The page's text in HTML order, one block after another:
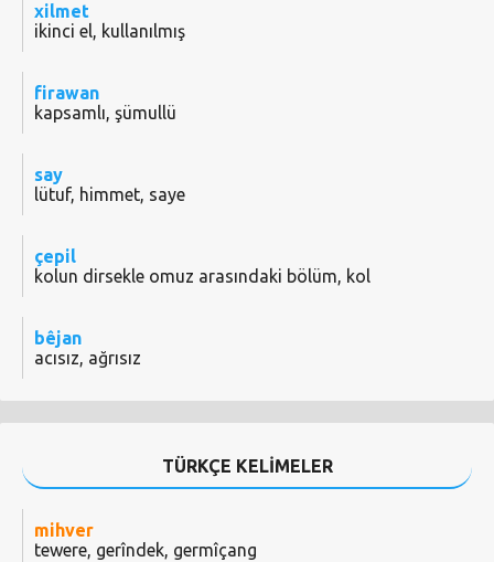
xilmet
ikinci el, kullanılmış
firawan
kapsamlı, şümullü
say
lütuf, himmet, saye
çepil
kolun dirsekle omuz arasındaki bölüm, kol
bêjan
acısız, ağrısız
TÜRKÇE KELİMELER
mihver
tewere, gerîndek, germîçang